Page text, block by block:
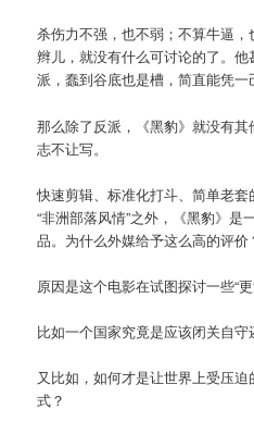
杀伤力不强，也不弱；不算牛逼
辫儿，就没有什么可讨论的了。
派，蠢到谷底也是槽，简直能凭一
那么除了反派，《黑豹》就没有
志不让写。
快速剪辑、标准化打斗、简单老
“非洲部落风情”之外，《黑豹》是
品。为什么外媒给予这么高的评价
原因是这个电影在试图探讨一些“更
比如一个国家究竟是应该闭关自守
又比如，如何才是让世界上受压
式？